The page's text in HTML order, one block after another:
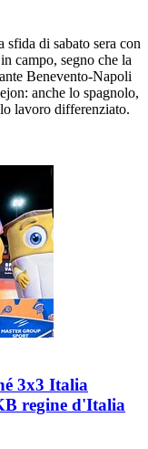
di sabato sera con
campo, segno che la
Benevento-Napoli
anche lo spagnolo,
lavoro differenziato.
3x3 Italia
regine d'Italia